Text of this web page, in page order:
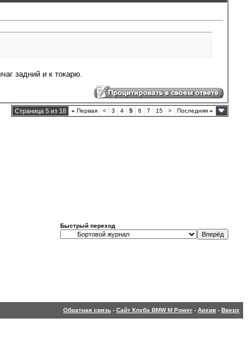
задний и к токарю.
Страница 5 из 18 « Первая < 3 4 5 6 7 15 > Последняя »
Быстрый переход
Обратная связь - Сайт Клуба BMW M Power - Архив - Вверх